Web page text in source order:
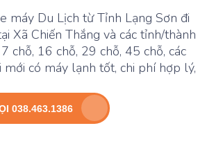
máy Du Lịch từ Tỉnh Lạng Sơn đi
Xã Chiến Thắng và các tỉnh/thành
chỗ, 16 chỗ, 29 chỗ, 45 chỗ, các
mới có máy lạnh tốt, chi phí hợp lý,
038.463.1386